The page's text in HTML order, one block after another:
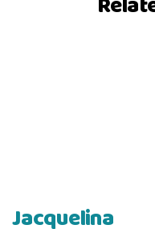
Jacquelina